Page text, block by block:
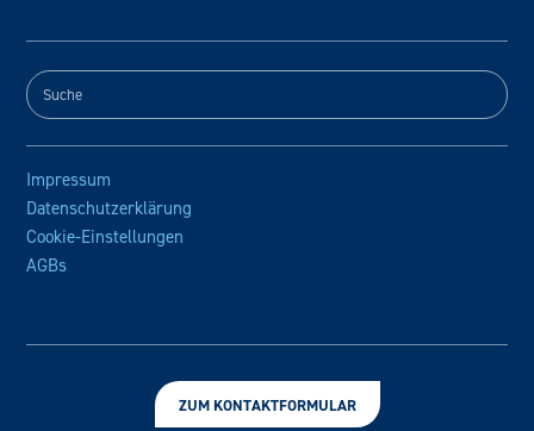
Impressum
Datenschutzerklärung
Cookie-Einstellungen
AGBs
ZUM KONTAKTFORMULAR